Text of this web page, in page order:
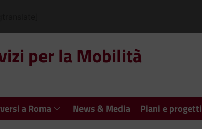
per la Mobilità
a Roma News & Media Piani e progetti